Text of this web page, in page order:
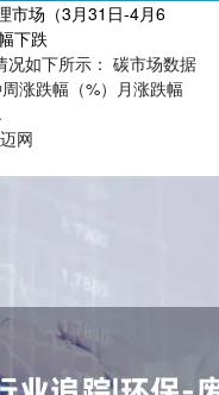
市场（3月31日-4月6
下跌
如下所示： 碳市场数据
涨跌幅（%）月涨跌幅
网